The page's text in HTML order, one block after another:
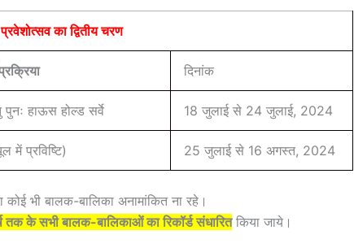
प्रवेशोत्सव का द्वितीय चरण
दिनांक
हाऊस होल्ड सर्वे 18 जुलाई से 24 जुलाई, 2024
में प्रविष्टि) 25 जुलाई से 16 अगस्त, 2024
भी बालक-बालिका अनामांकित ना रहे।
तक के सभी बालक-बालिकाओं का रिकॉर्ड संधारितकिया जाये।